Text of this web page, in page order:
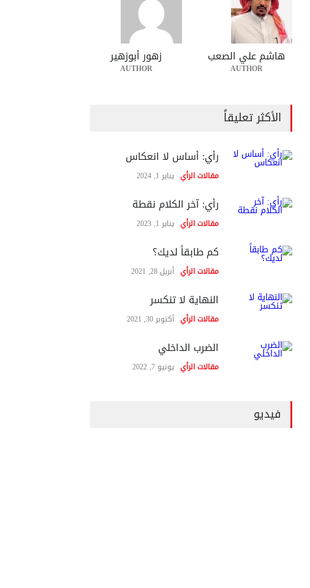
هاشم علي الصعب
AUTHOR
زهور أبوزهير
AUTHOR
الأكثر تعليقاً
رأي: أساس لا انعكاس
مقالات الرأي يناير 1, 2024
رأي: آخر الكلام نقطة
مقالات الرأي يناير 1, 2023
كم طابقاً لديك؟
مقالات الرأي أبريل 28, 2021
النهاية لا تنكسر
مقالات الرأي أكتوبر 30, 2021
الضرب الداخلي
مقالات الرأي يونيو 7, 2022
فيديو